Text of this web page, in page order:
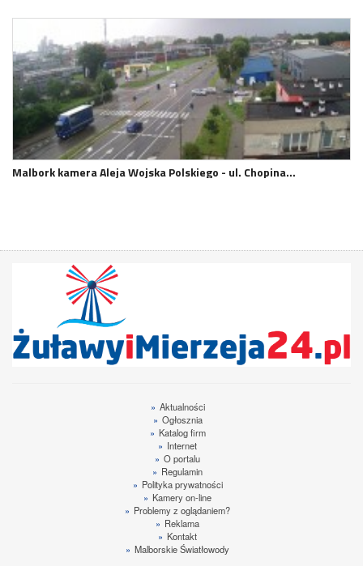
Malbork kamera Aleja Wojska Polskiego - ul. Chopina…
» Aktualności
» Ogłosznia
» Katalog firm
» Internet
» O portalu
» Regulamin
» Polityka prywatności
» Kamery on-line
» Problemy z oglądaniem?
» Reklama
» Kontakt
» Malborskie Światłowody